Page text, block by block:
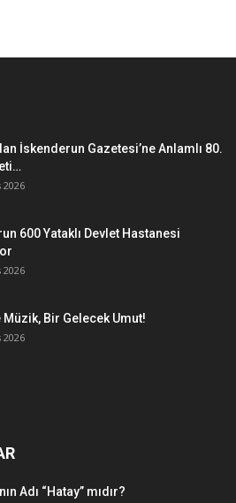
İskenderun Gazetesi’ne Anlamlı 80.
2026
600 Yataklı Devlet Hastanesi
2026
Müzik, Bir Gelecek Umut!
2026
Adı “Hatay” mıdır?